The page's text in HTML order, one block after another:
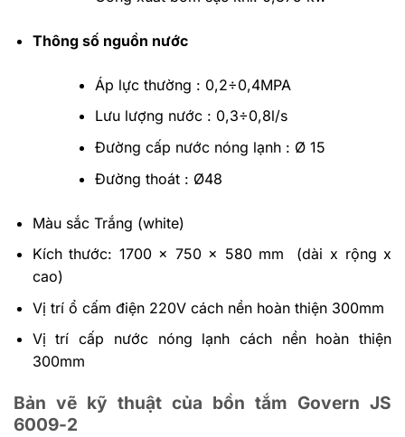
Thông số nguồn nước
Áp lực thường : 0,2÷0,4MPA
Lưu lượng nước : 0,3÷0,8l/s
Đường cấp nước nóng lạnh : Ø 15
Đường thoát : Ø48
Màu sắc Trắng (white)
Kích thước: 1700 x 750 x 580 mm
(dài x rộng x
cao)
Vị trí ổ cấm điện 220V cách nền hoàn thiện 300mm
Vị trí cấp nước nóng lạnh cách nền hoàn thiện
300mm
Bản vẽ kỹ thuật của bồn tắm Govern JS
6009-2